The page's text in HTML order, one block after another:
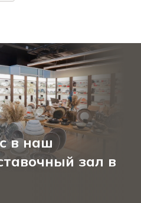
в наш
зал в